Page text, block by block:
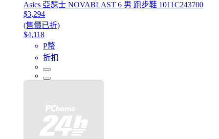
Asics 亞瑟士 NOVABLAST 6 男 跑步鞋 1011C243700
$3,294
(售價已折)
$4,118
P幣
折扣